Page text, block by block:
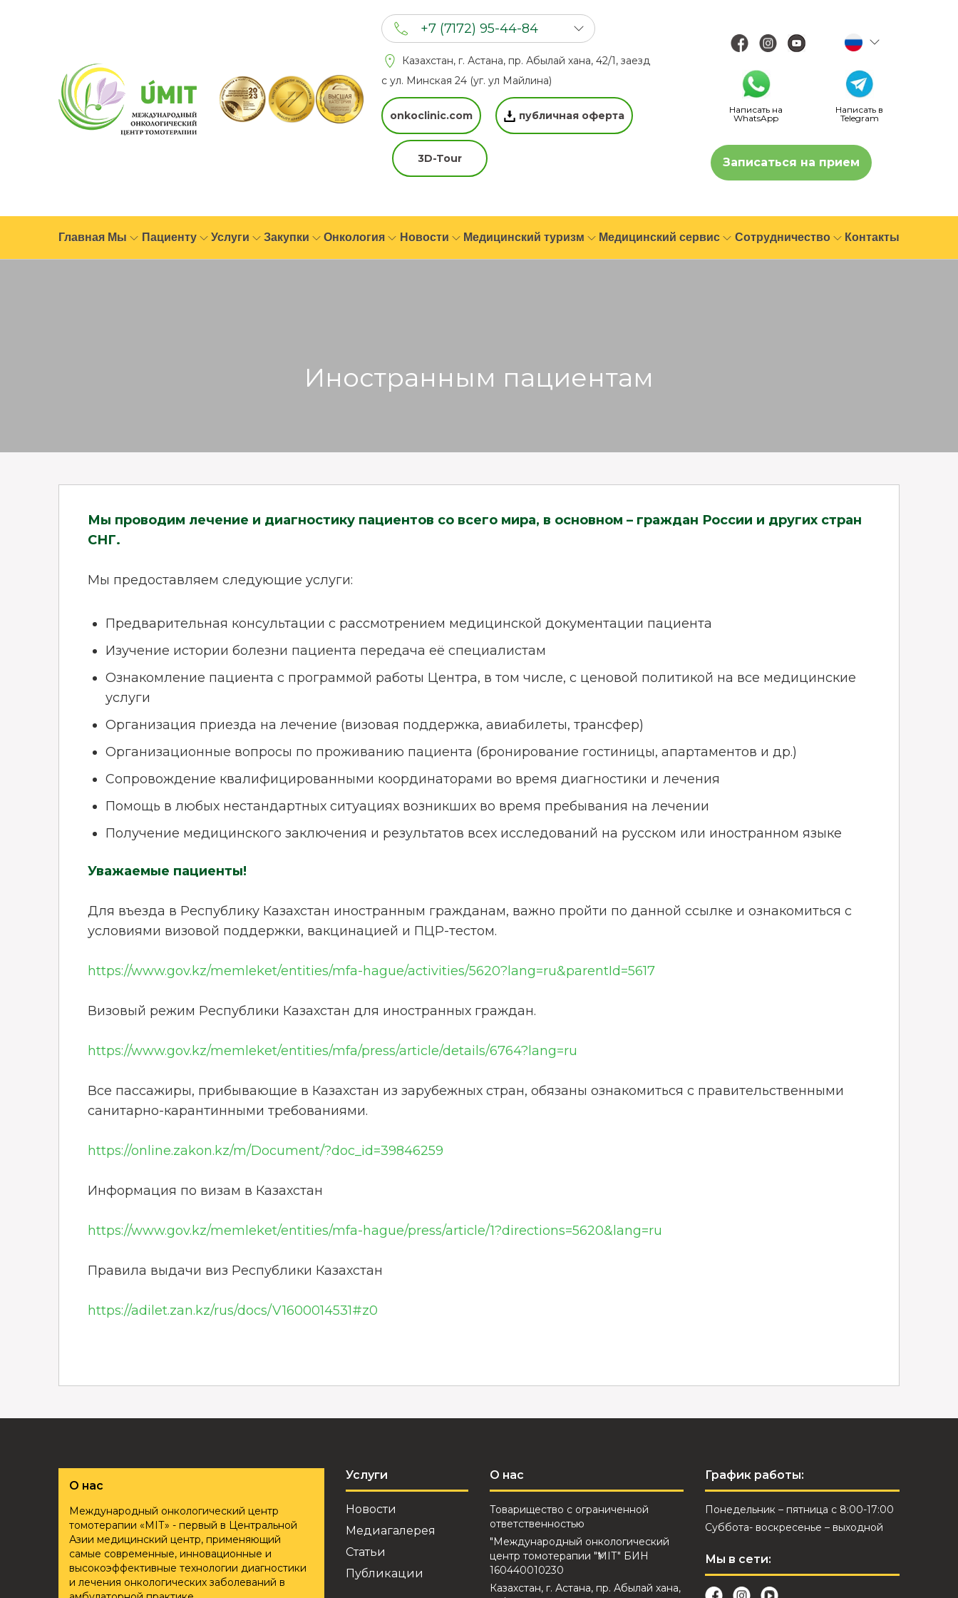
+7 (7172) 95-44-84
+7 (702) 201 94 44
+7 (777) 201 44 44
Казахстан, г. Астана, пр. Абылай хана, 42/1, заезд
с ул. Минская 24 (уг. ул Майлина)
onkoclinic.com публичная оферта
3D-Tour
Написать на
WhatsApp
Написать в
Telegram
Записаться на прием
Главная Мы Пациенту Услуги Закупки Онкология Новости Медицинский туризм Медицинский сервис Сотрудничество Контакты
Иностранным пациентам
Мы проводим лечение и диагностику пациентов со всего мира, в основном – граждан России и других стран
СНГ.
Мы предоставляем следующие услуги:
Предварительная консультации с рассмотрением медицинской документации пациента
Изучение истории болезни пациента передача её специалистам
Ознакомление пациента с программой работы Центра, в том числе, с ценовой политикой на все медицинские
услуги
Организация приезда на лечение (визовая поддержка, авиабилеты, трансфер)
Организационные вопросы по проживанию пациента (бронирование гостиницы, апартаментов и др.)
Сопровождение квалифицированными координаторами во время диагностики и лечения
Помощь в любых нестандартных ситуациях возникших во время пребывания на лечении
Получение медицинского заключения и результатов всех исследований на русском или иностранном языке
Уважаемые пациенты!
Для въезда в Республику Казахстан иностранным гражданам, важно пройти по данной ссылке и ознакомиться с
условиями визовой поддержки, вакцинацией и ПЦР-тестом.
https://www.gov.kz/memleket/entities/mfa-hague/activities/5620?lang=ru&parentId=5617
Визовый режим Республики Казахстан для иностранных граждан.
https://www.gov.kz/memleket/entities/mfa/press/article/details/6764?lang=ru
Все пассажиры, прибывающие в Казахстан из зарубежных стран, обязаны ознакомиться с правительственными
санитарно-карантинными требованиями.
https://online.zakon.kz/m/Document/?doc_id=39846259
Информация по визам в Казахстан
https://www.gov.kz/memleket/entities/mfa-hague/press/article/1?directions=5620&lang=ru
Правила выдачи виз Республики Казахстан
https://adilet.zan.kz/rus/docs/V1600014531#z0
О нас
Международный онкологический центр
томотерапии «ҮМІТ» - первый в Центральной
Азии медицинский центр, применяющий
самые современные, инновационные и
высокоэффективные технологии диагностики
и лечения онкологических заболеваний в
Услуги
Новости
Медиагалерея
Статьи
Публикации
О нас
Товарищество с ограниченной
ответственностью
"Международный онкологический
центр томотерапии "ҮМІТ" БИН
160440010230
Казахстан, г. Астана, пр. Абылай хана,
График работы:
Понедельник – пятница с 8:00-17:00
Суббота- воскресенье – выходной
Мы в сети: